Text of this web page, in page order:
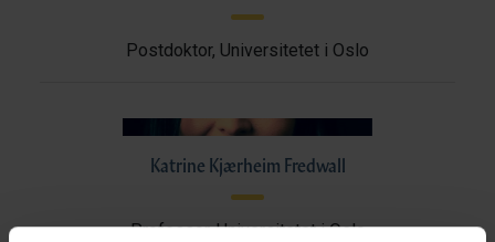
Postdoktor, Universitetet i Oslo
Katrine Kjærheim Fredwall
Professor, Universitetet i Oslo